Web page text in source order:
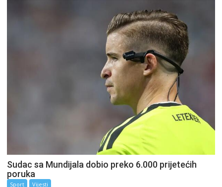
Sudac sa Mundijala dobio preko 6.000 prijetećih
poruka
Sport Vijesti